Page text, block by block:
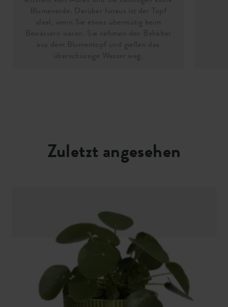
Blumenerde. Darüber hinaus ist der Topf
ideal, wenn Sie etwas übermütig beim
Bewässern waren. Sie nehmen den Behälter
aus dem Blumentopf und gießen das
überschüssige Wasser weg.
Zuletzt angesehen